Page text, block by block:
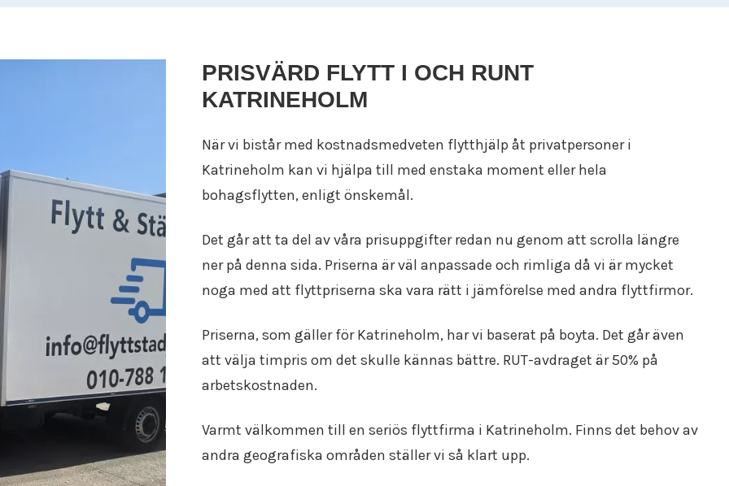
och adressinfo (portkod, parkering, hiss) så får du en träffsäker offert och
i Katrineholm skräddarsyr vi bemanning och tidslinje efter dina tider.
PRISVÄRD FLYTT I OCH RUNT
KATRINEHOLM
När vi bistår med kostnadsmedveten flytthjälp åt privatpersoner i
Katrineholm kan vi hjälpa till med enstaka moment eller hela
bohagsflytten, enligt önskemål.
Det går att ta del av våra prisuppgifter redan nu genom att scrolla längre
ner på denna sida. Priserna är väl anpassade och rimliga då vi är mycket
noga med att flyttpriserna ska vara rätt i jämförelse med andra flyttfirmor.
Priserna, som gäller för Katrineholm, har vi baserat på boyta. Det går även
att välja timpris om det skulle kännas bättre. RUT-avdraget är 50% på
arbetskostnaden.
Varmt välkommen till en seriös flyttfirma i Katrineholm. Finns det behov av
andra geografiska områden ställer vi så klart upp.